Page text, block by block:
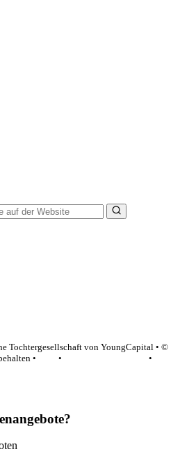
Tochtergesellschaft von YoungCapital • ©
•
•
•